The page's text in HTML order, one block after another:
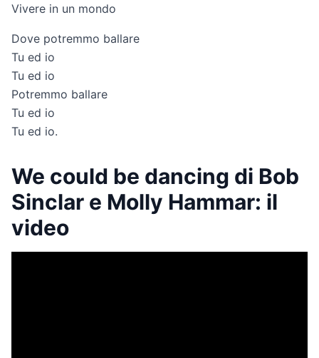
Vivere in un mondo
Dove potremmo ballare
Tu ed io
Tu ed io
Potremmo ballare
Tu ed io
Tu ed io.
We could be dancing di Bob
Sinclar e Molly Hammar: il
video